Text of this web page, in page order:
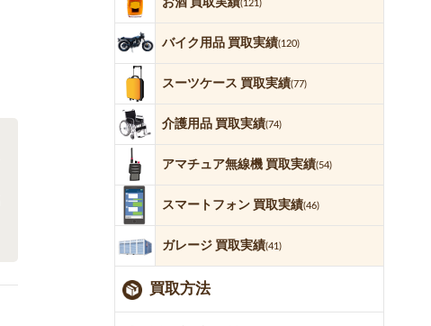
(121)
バイク用品 買取実績(120)
スーツケース 買取実績(77)
介護用品 買取実績(74)
アマチュア無線機 買取実績(54)
スマートフォン 買取実績(46)
ガレージ 買取実績(41)
買取方法